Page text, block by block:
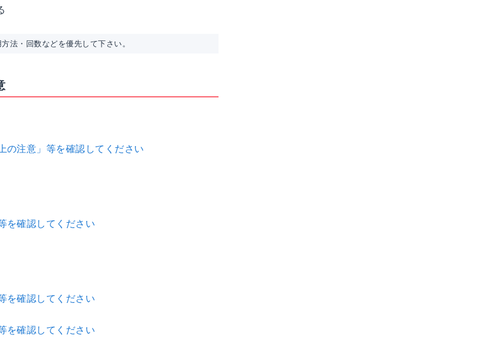
法・回数などを優先して下さい。
の注意」等を確認してください
を確認してください
を確認してください
を確認してください